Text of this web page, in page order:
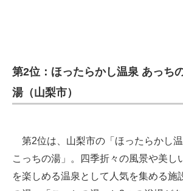
第2位：ほったらかし温泉 あっち
湯（山梨市）
第2位は、山梨市の「ほったらかし温
こっちの湯」。四季折々の風景や美し
を楽しめる温泉として人気を集める施